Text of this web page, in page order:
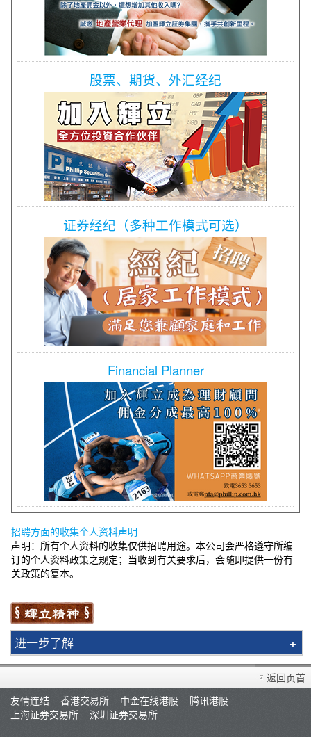
股票、期货、外汇经纪
证券经纪（多种工作模式可选）
Financial Planner
招聘方面的收集个人资料声明
声明：所有个人资料的收集仅供招聘用途。本公司会严格遵守所编
订的个人资料政策之规定；当收到有关要求后，会随即提供一份有
关政策的复本。
进一步了解
辉立简介
分行资料
集团网络
返回页首
友情连结
香港交易所 中金在线港股
腾讯港股
上海证券交易所
深圳证券交易所